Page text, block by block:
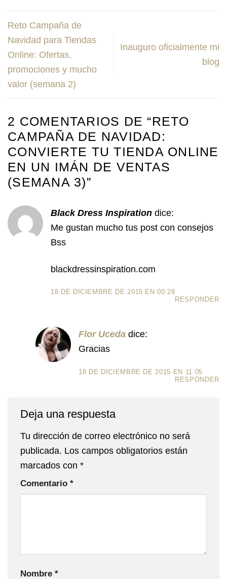
Reto Campaña de
Navidad para Tiendas
Online: Ofertas,
promociones y mucho
valor (semana 2)
Inauguro oficialmente mi
blog
2 COMENTARIOS DE “RETO
CAMPAÑA DE NAVIDAD:
CONVIERTE TU TIENDA ONLINE
EN UN IMÁN DE VENTAS
(SEMANA 3)”
Black Dress Inspiration dice:
Me gustan mucho tus post con consejos
Bss
blackdressinspiration.com
18 DE DICIEMBRE DE 2015 EN 00:28
RESPONDER
Flor Uceda dice:
Gracias
18 DE DICIEMBRE DE 2015 EN 11:05
RESPONDER
Deja una respuesta
Tu dirección de correo electrónico no será
publicada. Los campos obligatorios están
marcados con *
Comentario *
Nombre *